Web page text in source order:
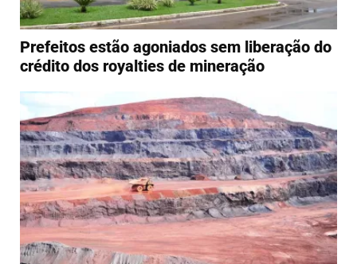
Prefeitos estão agoniados sem liberação do
crédito dos royalties de mineração